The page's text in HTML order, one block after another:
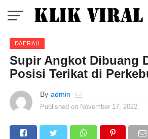
DAERAH
Supir Angkot Dibuang
Posisi Terikat di
By admin
Published on November 17, 2022